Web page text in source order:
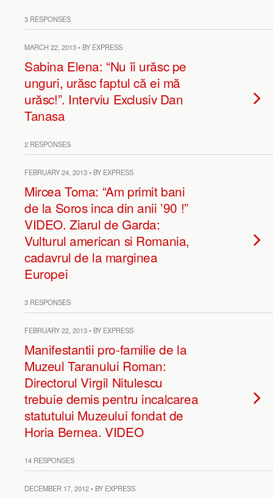
3 RESPONSES
MARCH 22, 2013 • BY EXPRESS
Sabina Elena: “Nu îi urăsc pe
unguri, urăsc faptul că ei mă
urăsc!”. Interviu Exclusiv Dan
Tanasa
2 RESPONSES
FEBRUARY 24, 2013 • BY EXPRESS
Mircea Toma: “Am primit bani
de la Soros inca din anii ’90 !”
VIDEO. Ziarul de Garda:
Vulturul american si Romania,
cadavrul de la marginea
Europei
3 RESPONSES
FEBRUARY 22, 2013 • BY EXPRESS
Manifestantii pro-familie de la
Muzeul Taranului Roman:
Directorul Virgil Nitulescu
trebuie demis pentru incalcarea
statutului Muzeului fondat de
Horia Bernea. VIDEO
14 RESPONSES
DECEMBER 17, 2012 • BY EXPRESS